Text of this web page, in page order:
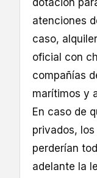
atenciones
caso,
oficial con
compañías
marítimos y
En caso de
privados,
perderían
adelante la